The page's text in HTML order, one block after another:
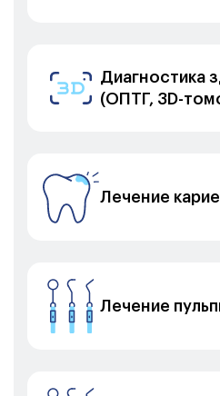
Диагностика
(ОПТГ, 3D-
Лечение
Лечение